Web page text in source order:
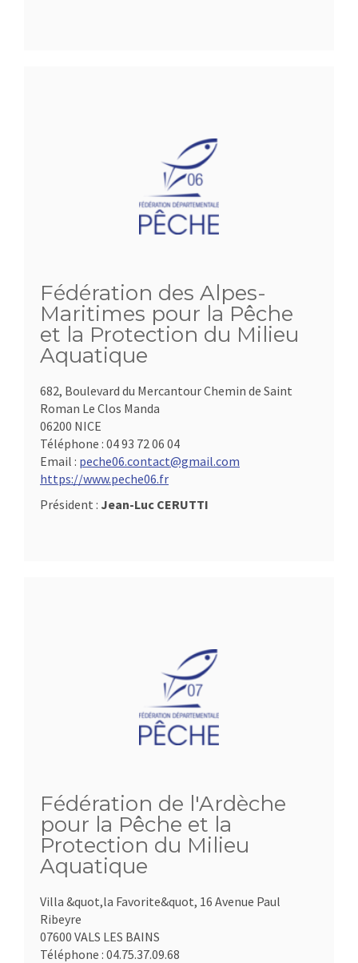
Fédération des Alpes-
Maritimes pour la Pêche
et la Protection du Milieu
Aquatique
682, Boulevard du Mercantour Chemin de Saint
Roman Le Clos Manda
06200 NICE
Téléphone : 04 93 72 06 04
Email : peche06.contact@gmail.com
https://www.peche06.fr
Président : Jean-Luc CERUTTI
Fédération de l'Ardèche
pour la Pêche et la
Protection du Milieu
Aquatique
Villa &quot,la Favorite&quot, 16 Avenue Paul
Ribeyre
07600 VALS LES BAINS
Téléphone : 04.75.37.09.68